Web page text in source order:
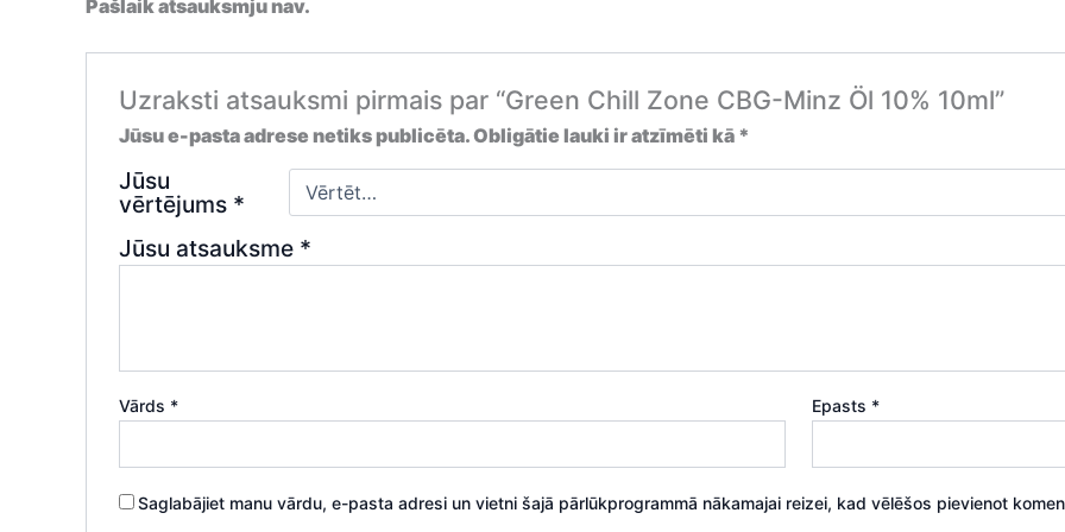
Pašlaik atsauksmju nav.
Uzraksti atsauksmi pirmais par “Green Chill Zone CBG-Minz Öl 10% 10ml”
Jūsu e-pasta adrese netiks publicēta.Obligātie lauki ir atzīmēti kā *
Jūsu
vērtējums *
Jūsu atsauksme *
Vārds * Epasts *
Saglabājiet manu vārdu, e-pasta adresi un vietni šajā pārlūkprogrammā nākamajai reizei, kad vēlēšos pievienot